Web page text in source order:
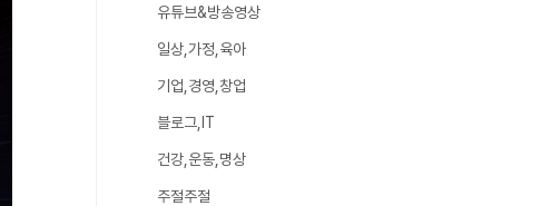
유튜브&방송영상
일상,가정,육아
기업,경영,창업
블로그,IT
건강,운동,명상
주절주절